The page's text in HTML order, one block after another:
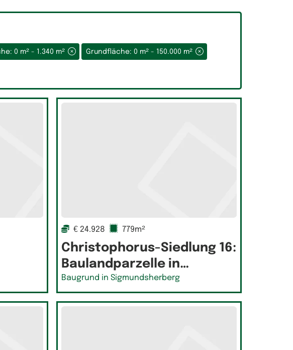
0 m² - 1.340 m² Grundfläche: 0 m² - 150.000 m²
€ 24.928 779m²
Christophorus-Siedlung 16:
Baulandparzelle in…
Baugrund in Sigmundsherberg